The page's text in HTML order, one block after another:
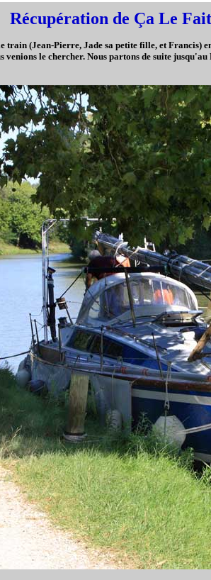
Récupération de Ça Le
train (Jean-Pierre, Jade sa petite fille, et Francis)
venions le chercher. Nous partons de suite